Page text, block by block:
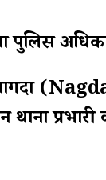
(Nagda)
थाना